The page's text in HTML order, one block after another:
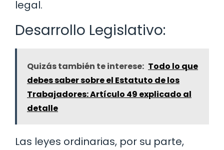
legal.
Desarrollo Legislativo:
Quizás también te interese: Todo lo que
debes saber sobre el Estatuto de los
Trabajadores: Artículo 49 explicado al
detalle
Las leyes ordinarias, por su parte,